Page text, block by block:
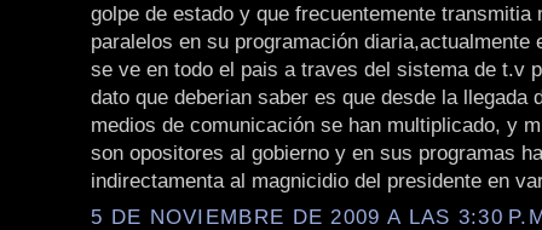
golpe de estado y que frecuentemente transmitia
paralelos en su programación diaria,actualmente
se ve en todo el pais a traves del sistema de t.v
dato que deberian saber es que desde la llegada
medios de comunicación se han multiplicado, y
son opositores al gobierno y en sus programas
indirectamenta al magnicidio del presidente en
5 DE NOVIEMBRE DE 2009 A LAS 3:30